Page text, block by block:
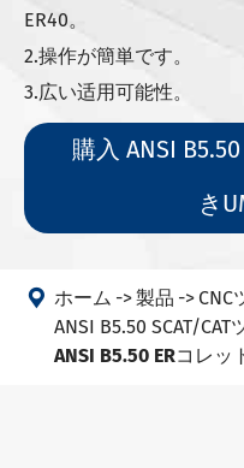
ER40。
2.操作が簡単です。
3.広い适用可能性。
購入 ANSI
き
 ホーム 製品
CNC
ANSI B5.50 SCAT/
ANSI B5.50 ERコレッ